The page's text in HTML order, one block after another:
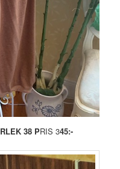
38 PRIS 345:-